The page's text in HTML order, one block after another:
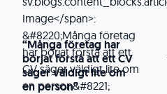
“Många företag har
börjat förstå att ett CV
säger väldigt lite om
en person”